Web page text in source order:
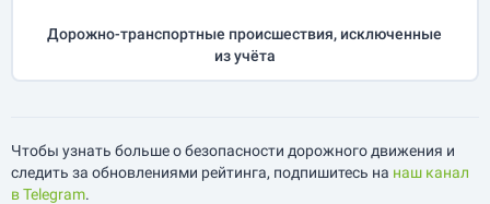
Дорожно-транспортные происшествия, исключенные
из учёта
Чтобы узнать больше о безопасности дорожного движения и
следить за обновлениями рейтинга, подпишитесь на наш канал
в Telegram.